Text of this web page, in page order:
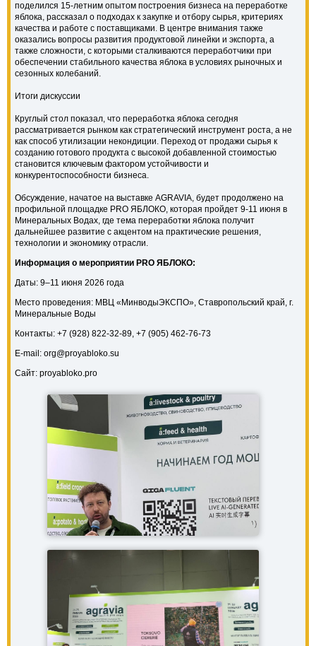
поделился 15-летним опытом построения бизнеса на переработке
яблока, рассказал о подходах к закупке и отбору сырья, критериях
качества и работе с поставщиками. В центре внимания также
оказались вопросы развития продуктовой линейки и экспорта, а
также сложности, с которыми сталкиваются переработчики при
обеспечении стабильного качества яблока в условиях рыночных и
сезонных колебаний.
Итоги дискуссии
Круглый стол показал, что переработка яблока сегодня
рассматривается рынком как стратегический инструмент роста, а не
как способ утилизации некондиции. Переход от продажи сырья к
созданию готового продукта с высокой добавленной стоимостью
становится ключевым фактором устойчивости и
конкурентоспособности бизнеса.
Обсуждение, начатое на выставке AGRAVIA, будет продолжено на
профильной площадке PRO ЯБЛОКО, которая пройдет 9-11 июня в
Минеральных Водах, где тема переработки яблока получит
дальнейшее развитие с акцентом на практические решения,
технологии и экономику отрасли.
Информация о мероприятии PRO ЯБЛОКО:
Даты: 9–11 июня 2026 года
Место проведения: МВЦ «МинводыЭКСПО», Ставропольский край, г.
Минеральные Воды
Контакты: +7 (928) 822-32-89, +7 (905) 462-76-73
E-mail: org@proyabloko.su
Сайт: proyabloko.pro